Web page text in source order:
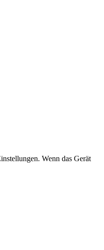
Wenn das Gerät